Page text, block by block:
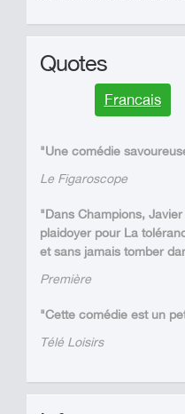
Quotes
Francais
"Une comédie
Le Figaroscope
"Dans Champions,
plaidoyer pour La
et sans jamais tomber
Première
"Cette comédie est un
Télé Loisirs